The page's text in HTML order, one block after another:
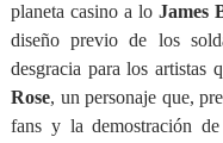
planeta casino a loJames
diseño previo de los
desgracia para los artistas
Rose, un personaje que,
fans y la demostración